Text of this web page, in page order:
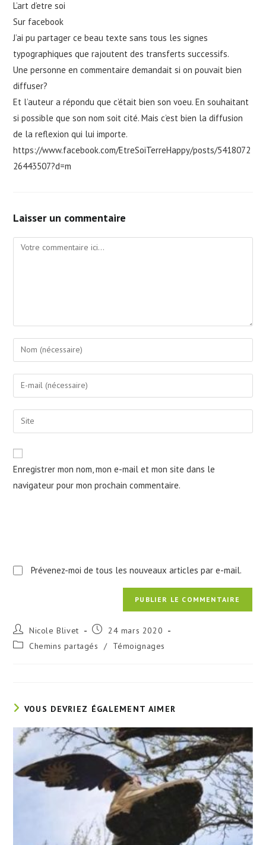
L’art d’etre soi
Sur facebook
J’ai pu partager ce beau texte sans tous les signes
typographiques que rajoutent des transferts successifs.
Une personne en commentaire demandait si on pouvait bien
diffuser?
Et l’auteur a répondu que c’était bien son voeu. En souhaitant
si possible que son nom soit cité. Mais c’est bien la diffusion
de la reflexion qui lui importe.
https://www.facebook.com/EtreSoiTerreHappy/posts/5418072
26443507?d=m
Laisser un commentaire
Comment
Enter
your
name
comment
Enter
your
email
address
Saisir
l’URL
votre
site
(facultatif)
Enregistrer mon nom, mon e-mail et mon site dans le
navigateur pour mon prochain commentaire.
Prévenez-moi de tous les nouveaux articles par e-mail.
Auteur/autrice
de
la
Nicole Blivet
Publication
24 mars 2020
Post Chemins partagés / Témoignages
VOUS DEVRIEZ ÉGALEMENT AIMER